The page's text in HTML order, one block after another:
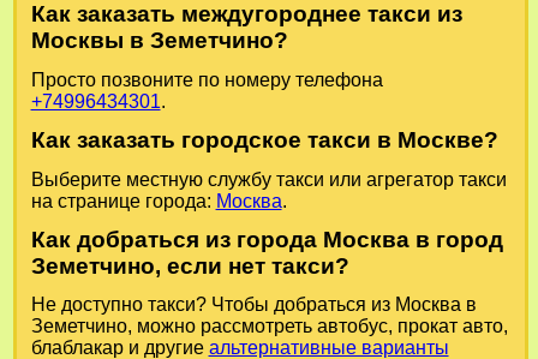
Как заказать междугороднее такси из
Москвы в Земетчино?
Просто позвоните по номеру телефона
+74996434301.
Как заказать городское такси в Москве?
Выберите местную службу такси или агрегатор такси
на странице города: Москва.
Как добраться из города Москва в город
Земетчино, если нет такси?
Не доступно такси? Чтобы добраться из Москва в
Земетчино, можно рассмотреть автобус, прокат авто,
блаблакар и другие альтернативные варианты